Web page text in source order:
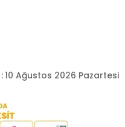
:10 Ağustos 2026 Pazartesi